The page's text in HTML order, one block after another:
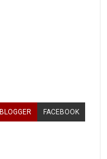
BLOGGER FACEBOOK